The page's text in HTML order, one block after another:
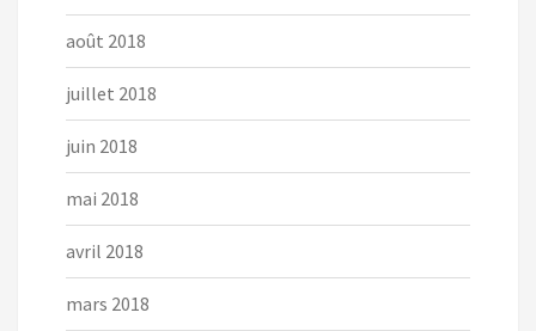
août 2018
juillet 2018
juin 2018
mai 2018
avril 2018
mars 2018